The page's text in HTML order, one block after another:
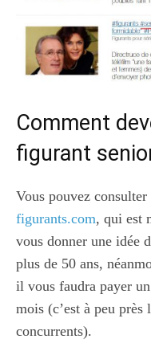
Comment
figurant
Vous pouvez
figurants.com, qui est
vous donner une idée
plus de 50 ans,
il vous faudra payer
mois (c’est à peu
concurrents).